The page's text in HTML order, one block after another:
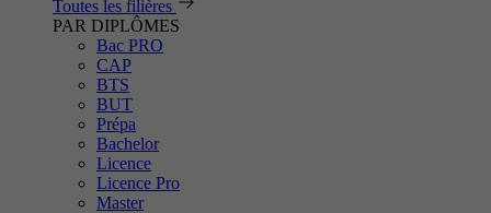
Toutes les filières
PAR DIPLÔMES
Bac PRO
CAP
BTS
BUT
Prépa
Bachelor
Licence
Licence Pro
Master